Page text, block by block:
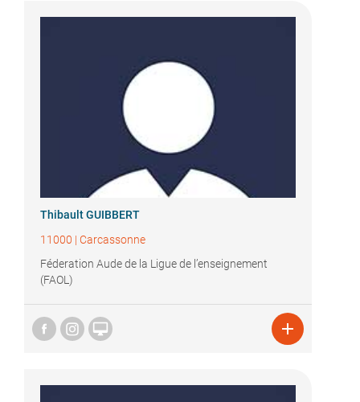
Thibault GUIBBERT
11000 | Carcassonne
Féderation Aude de la Ligue de l’enseignement
(FAOL)
 